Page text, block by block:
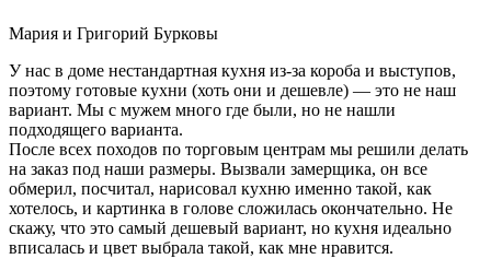
Мария и Григорий Бурковы
У нас в доме нестандартная кухня из-за короба и выступов,
поэтому готовые кухни (хоть они и дешевле) — это не наш
вариант. Мы с мужем много где были, но не нашли
подходящего варианта.
После всех походов по торговым центрам мы решили делать
на заказ под наши размеры. Вызвали замерщика, он все
обмерил, посчитал, нарисовал кухню именно такой, как
хотелось, и картинка в голове сложилась окончательно. Не
скажу, что это самый дешевый вариант, но кухня идеально
вписалась и цвет выбрала такой, как мне нравится.